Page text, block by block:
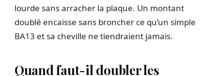
lourde sans arracher la plaque. Un montant
doublé encaisse sans broncher ce qu’un simple
BA13 et sa cheville ne tiendraient jamais.
Quand faut-il doubler les